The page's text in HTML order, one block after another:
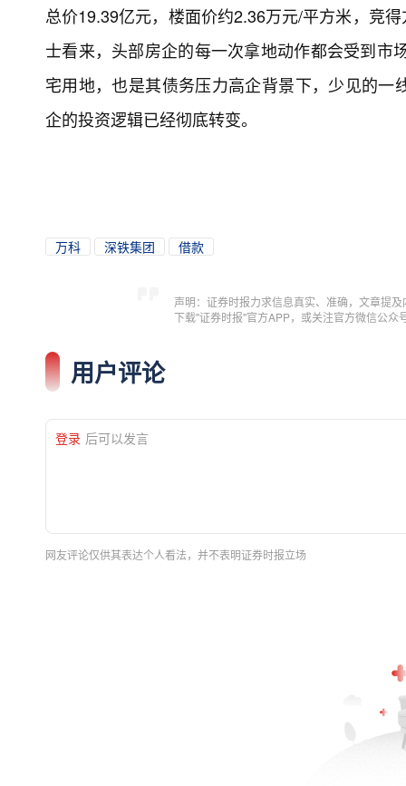
总价19.39亿元，楼面价约2.36万元/平方米，竞
士看来，头部房企的每一次拿地动作都会受到
宅用地，也是其债务压力高企背景下，少见的
企的投资逻辑已经彻底转变。
万科 深铁集团 借款
声明：证券时报力求信息真实、准确，文章提
下载"证券时报"官方APP，或关注官方微信公
用户评论
登录 后可以发言
网友评论仅供其表达个人看法，并不表明证券时报立场